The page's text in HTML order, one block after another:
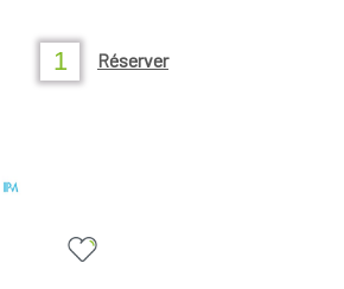
Réserver